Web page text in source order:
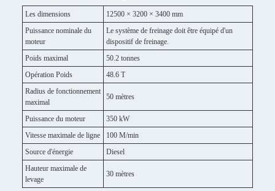
Les dimensions
12500 × 3200 × 3400 mm
Puissance nominale du
moteur
Le système de freinage doit être équipé d'un
dispositif de freinage.
Poids maximal
50.2 tonnes
Opération Poids
48.6 T
Radius de fonctionnement
maximal
50 mètres
Puissance du moteur
350 kW
Vitesse maximale de ligne
100 M/min
Source d'énergie
Diesel
Hauteur maximale de
levage
30 mètres